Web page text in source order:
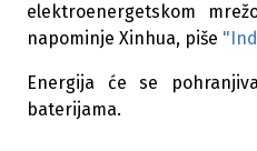
elektroenergetskom
napominje Xinhua, piše
Energija će se
baterijama.